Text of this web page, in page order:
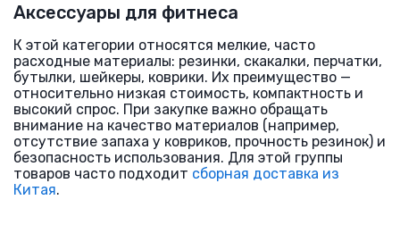
Аксессуары для фитнеса
К этой категории относятся мелкие, часто
расходные материалы: резинки, скакалки, перчатки,
бутылки, шейкеры, коврики. Их преимущество —
относительно низкая стоимость, компактность и
высокий спрос. При закупке важно обращать
внимание на качество материалов (например,
отсутствие запаха у ковриков, прочность резинок) и
безопасность использования. Для этой группы
товаров часто подходит сборная доставка из
Китая.